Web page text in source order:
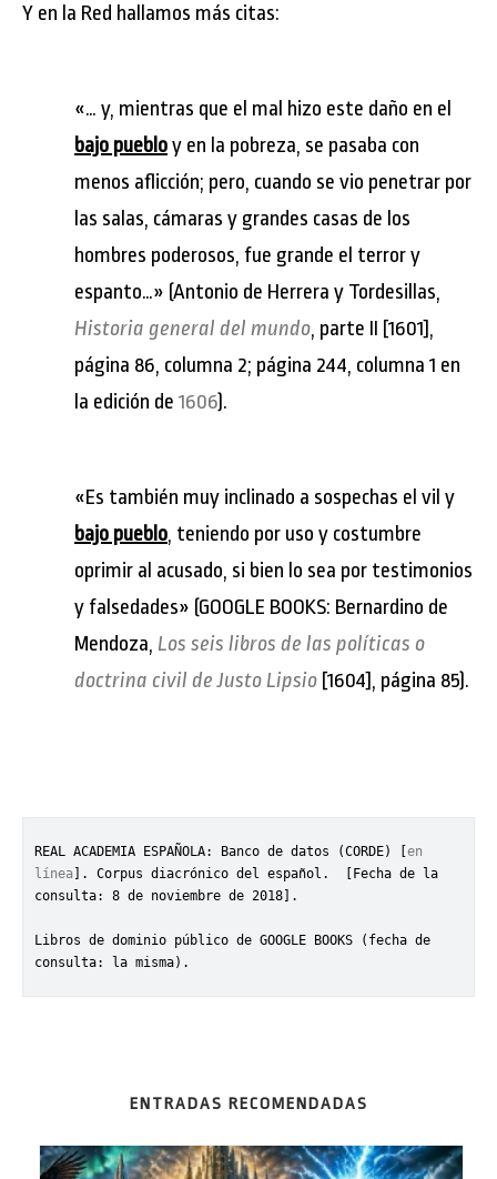
Y en la Red hallamos más citas:
«… y, mientras que el mal hizo este daño en el
bajo puebloy en la pobreza, se pasaba con
menos aflicción; pero, cuando se vio penetrar por
las salas, cámaras y grandes casas de los
hombres poderosos, fue grande el terror y
espanto…» (Antonio de Herrera y Tordesillas,
Historia general del mundo, parte II [1601],
página 86, columna 2; página 244, columna 1 en
la edición de 1606).
«Es también muy inclinado a sospechas el vil y
bajo pueblo, teniendo por uso y costumbre
oprimir al acusado, si bien lo sea por testimonios
y falsedades» (GOOGLE BOOKS: Bernardino de
Mendoza, Los seis libros de las políticas o
doctrina civil de Justo Lipsio [1604], página 85).
REAL ACADEMIA ESPAÑOLA: Banco de datos (CORDE) [ en
línea ]. Corpus diacrónico del español.
[Fecha de la
consulta: 8 de noviembre de 2018].
Libros de dominio público de GOOGLE BOOKS (fecha de
consulta: la misma).
ENTRADAS RECOMENDADAS